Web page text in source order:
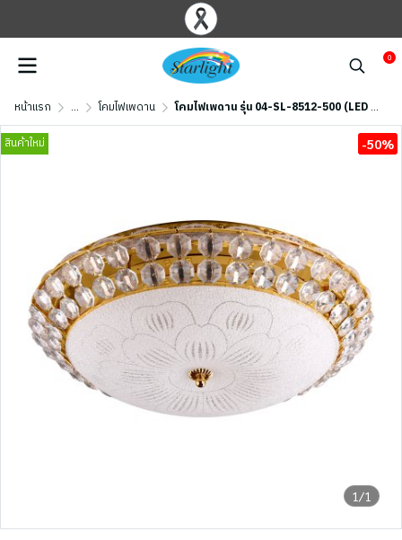
0
หน้าแรก ... โคมไฟเพดาน โคมไฟเพดาน รุ่น 04-SL-8512-500 (LED 58W) สีทอง
1/1
สินค้าใหม่ -50%